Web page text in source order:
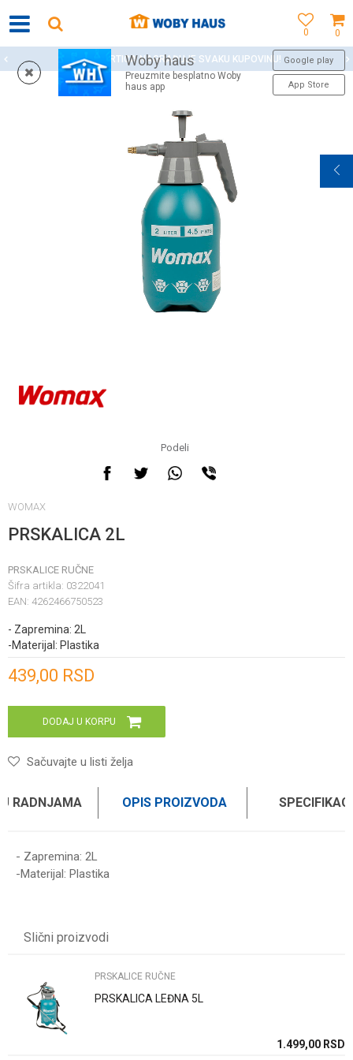
0
0
Woby haus
Preuzmite besplatno Woby
haus app
Google play
App Store
WOBY KARTICA NAGRAĐUJE SVAKU KUPOVINU!
Podeli
WOMAX
PRSKALICA 2L
PRSKALICE RUČNE
Šifra artikla: 0322041
EAN: 4262466750523
- Zapremina: 2L
-Materijal: Plastika
439,00 RSD
DODAJ U KORPU
Sačuvajte u listi želja
RADNJAMA OPIS PROIZVODA
- Zapremina: 2L
-Materijal: Plastika
Težina specifikacija
Poruka
Slični proizvodi
PRSKALICE RUČNE
PRSKALICA LEĐNA 5L
1.499,00 RSD